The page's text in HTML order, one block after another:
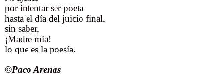
por intentar ser poeta
hasta el día del juicio final,
sin saber,
¡Madre mía!
lo que es la poesía.
©Paco Arenas